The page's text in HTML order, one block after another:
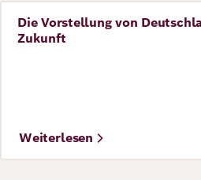
Fellows
Weizsäcker
Forum
Perspective
Die Vorstellung von
Zukunft
Weiterlesen